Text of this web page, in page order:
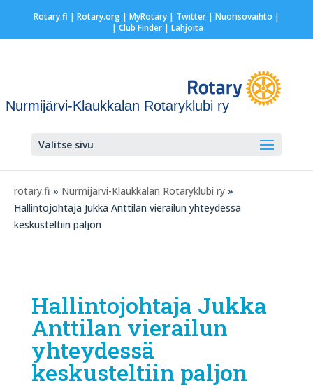
Rotary.fi | Rotary.org| MyRotary| Twitter| Nuorisovaihto |
| Club Finder| Lahjoita
Nurmijärvi-Klaukkalan Rotaryklubi ry
Valitse sivu
rotary.fi » Nurmijärvi-Klaukkalan Rotaryklubi ry »
Hallintojohtaja Jukka Anttilan vierailun yhteydessä
keskusteltiin paljon
Hallintojohtaja Jukka
Anttilan vierailun
yhteydessä
keskusteltiin paljon